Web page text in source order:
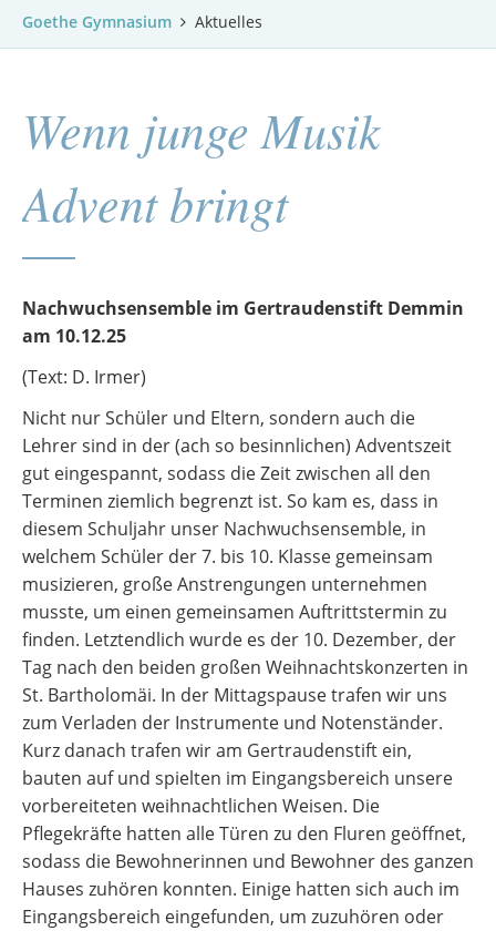
Goethe Gymnasium Aktuelles
Wenn junge Musik
Advent bringt
Nachwuchsensemble im Gertraudenstift Demmin
am 10.12.25
(Text: D. Irmer)
Nicht nur Schüler und Eltern, sondern auch die
Lehrer sind in der (ach so besinnlichen) Adventszeit
gut eingespannt, sodass die Zeit zwischen all den
Terminen ziemlich begrenzt ist. So kam es, dass in
diesem Schuljahr unser Nachwuchsensemble, in
welchem Schüler der 7. bis 10. Klasse gemeinsam
musizieren, große Anstrengungen unternehmen
musste, um einen gemeinsamen Auftrittstermin zu
finden. Letztendlich wurde es der 10. Dezember, der
Tag nach den beiden großen Weihnachtskonzerten in
St. Bartholomäi. In der Mittagspause trafen wir uns
zum Verladen der Instrumente und Notenständer.
Kurz danach trafen wir am Gertraudenstift ein,
bauten auf und spielten im Eingangsbereich unsere
vorbereiteten weihnachtlichen Weisen. Die
Pflegekräfte hatten alle Türen zu den Fluren geöffnet,
sodass die Bewohnerinnen und Bewohner des ganzen
Hauses zuhören konnten. Einige hatten sich auch im
Eingangsbereich eingefunden, um zuzuhören oder